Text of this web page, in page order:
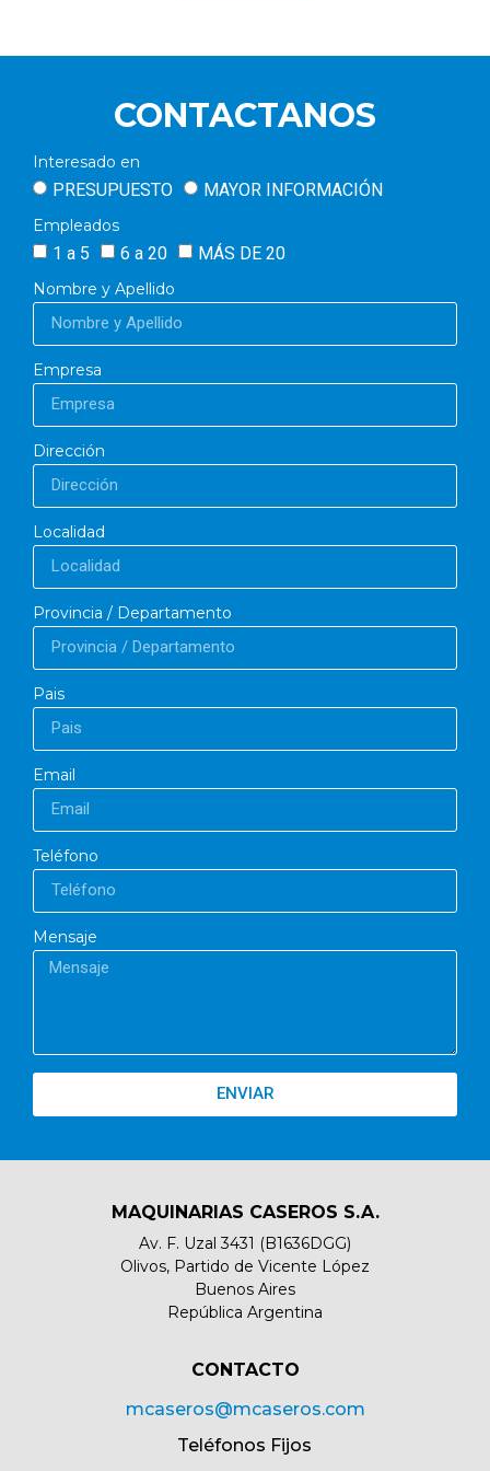
CONTACTANOS
Interesado en
PRESUPUESTO MAYOR INFORMACIÓN
Empleados
1 a 5 6 a 20 MÁS DE 20
Nombre y Apellido
Empresa
Dirección
Localidad
Provincia / Departamento
Pais
Email
Teléfono
Mensaje
ENVIAR
MAQUINARIAS CASEROS S.A.
Av. F. Uzal 3431 (B1636DGG)
Olivos, Partido de Vicente López
Buenos Aires
República Argentina
CONTACTO​
mcaseros@mcaseros.com
Teléfonos Fijos